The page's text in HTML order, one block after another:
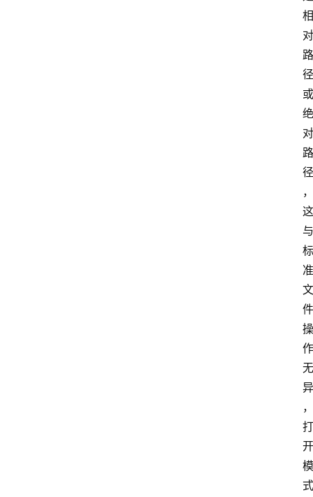
相
对
路
径
或
绝
对
路
径
，
这
与
标
准
文
件
操
作
无
异
，
打
开
模
式